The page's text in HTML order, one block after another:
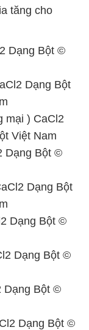
tăng cho
Dạng Bột ©
Dạng Bột
mại ) CaCl2
Việt Nam
Dạng Bột ©
Dạng Bột
Dạng Bột ©
Dạng Bột ©
Dạng Bột ©
Dạng Bột ©